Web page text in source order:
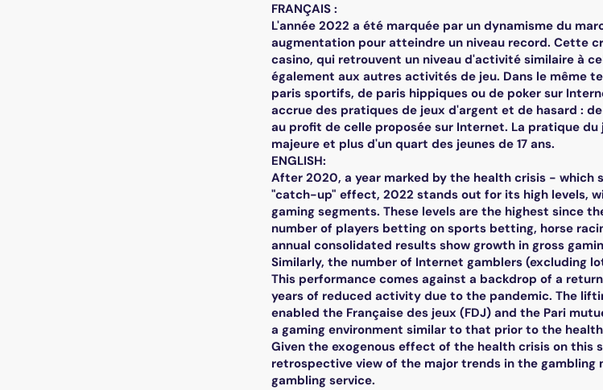
FRANÇAIS :
L'année 2022 a été marquée par un dynamisme du
augmentation pour atteindre un niveau record. Cette
casino, qui retrouvent un niveau d'activité similaire à
également aux autres activités de jeu. Dans le même
paris sportifs, de paris hippiques ou de poker sur
accrue des pratiques de jeux d'argent et de hasard :
au profit de celle proposée sur Internet. La pratique
majeure et plus d'un quart des jeunes de 17 ans.
ENGLISH:
After 2020, a year marked by the health crisis - which
"catch-up" effect, 2022 stands out for its high levels,
gaming segments. These levels are the highest since
number of players betting on sports betting, horse
annual consolidated results show growth in gross
Similarly, the number of Internet gamblers (excluding
This performance comes against a backdrop of a
years of reduced activity due to the pandemic. The
enabled the Française des jeux (FDJ) and the Pari
a gaming environment similar to that prior to the
Given the exogenous effect of the health crisis on this
retrospective view of the major trends in the
gambling service.